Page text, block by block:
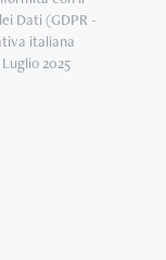
Dati (GDPR -
italiana
2025